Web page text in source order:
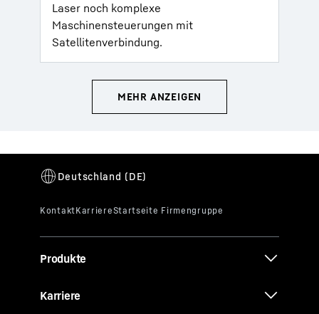
Laser noch komplexe
Maschinensteuerungen mit
Satellitenverbindung.
Produkte
Karriere